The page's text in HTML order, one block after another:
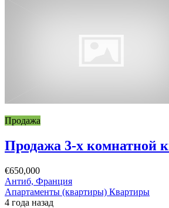
Продажа
Продажа 3-х
€650,000
Антиб, Франция
Апартаменты (квартиры) Квартиры
4 года назад